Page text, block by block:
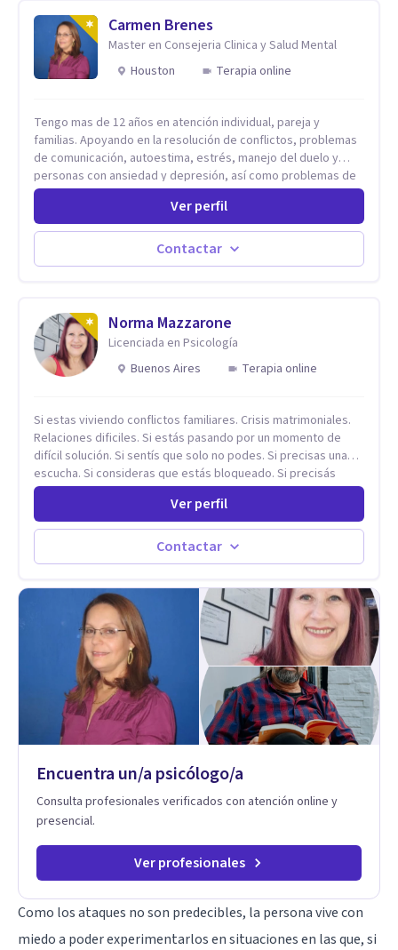
Carmen Brenes
Master en Consejeria Clinica y Salud Mental
Houston
Terapia online
Tengo mas de 12 años en atención individual, pareja y
familias. Apoyando en la resolución de conflictos, problemas
de comunicación, autoestima, estrés, manejo del duelo y
personas con ansiedad y depresión, así como problemas de
conducta y comportamiento. Desarrollo de personas
Estableciendo metas a corto y largo plazo, es vital para la
vida de cada uno tener su propia vision.
Ver perfil
Contactar
Norma Mazzarone
Licenciada en Psicología
Buenos Aires
Terapia online
Si estas viviendo conflictos familiares. Crisis matrimoniales.
Relaciones dificiles. Si estás pasando por un momento de
difícil solución. Si sentís que solo no podes. Si precisas una
escucha. Si consideras que estás bloqueado. Si precisás
comprensión. Si no logras definir proyectos, objetivos,
sueños, deseos. Si pensás que lo que te pasa no es tan
grave, pero podría ayudar. Si estás en adicciones y tu
intención es hacer algo con lo que te está pasando. No dudes
en comunicarte a fin de comenzar a resolver la situación que
Ver perfil
Contactar
Encuentra un/a psicólogo/a
Consulta profesionales verificados con atención online y
presencial.
Ver profesionales
Como los ataques no son predecibles, la persona vive con
miedo a poder experimentarlos en situaciones en las que, si